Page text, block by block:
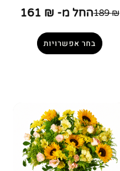
189₪ החל מ- 161 ₪
בחר אפשרויות